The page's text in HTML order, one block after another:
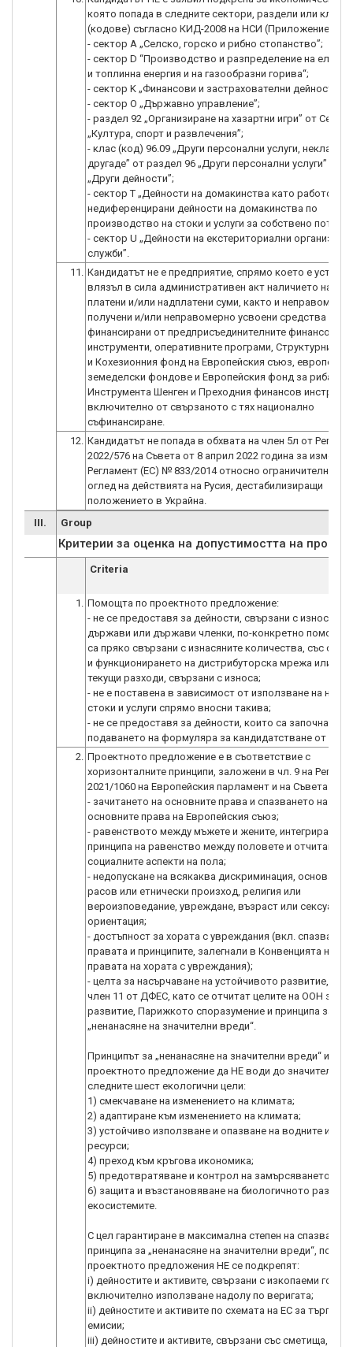
която попада в следните сектори, раздели или
(кодове) съгласно КИД-2008 на НСИ (Приложение 11):
- сектор А „Селско, горско и рибно стопанство”;
- сектор D “Производство и разпределение на
и топлинна енергия и на газообразни горива“;
- сектор K „Финансови и застрахователни дейности”;
- сектор О „Държавно управление”;
- раздел 92 „Организиране на хазартни игри” от
„Култура, спорт и развлечения”;
- клас (код) 96.09 „Други персонални услуги,
другаде” от раздел 96 „Други персонални услуги” в
„Други дейности”;
- сектор Т „Дейности на домакинства като
недиференцирани дейности на домакинства по
производство на стоки и услуги за собствено
- сектор U „Дейности на екстериториални
служби”.
11. Кандидатът не е предприятие, спрямо което е
влязъл в сила административен акт наличието на
платени и/или надплатени суми, както и неправомерно
получени и/или неправомерно усвоени средства по
финансирани от предприсъединителните финансови
инструменти, оперативните програми, Структурните
и Кохезионния фонд на Европейския съюз,
земеделски фондове и Европейския фонд за
Инструмента Шенген и Преходния финансов
включително от свързаното с тях национално
съфинансиране.
12. Кандидатът не попада в обхвата на член 5л от
2022/576 на Съвета от 8 април 2022 година за
Регламент (ЕС) № 833/2014 относно ограничителни
оглед на действията на Русия, дестабилизиращи
положението в Украйна.
III.
Group
Критерии за оценка на допустимостта на
Criteria
1. Помощта по проектното предложение:
- не се предоставя за дейности, свързани с износ за
държави или държави членки, по-конкретно
са пряко свързани с изнасяните количества, със
и функционирането на дистрибуторска мрежа или с
текущи разходи, свързани с износа;
- не е поставена в зависимост от използване на
стоки и услуги спрямо вносни такива;
- не се предоставя за дейности, които са започнати
подаването на формуляра за кандидатстване от
2. Проектното предложение е в съответствие с
хоризонталните принципи, заложени в чл. 9 на
2021/1060 на Европейския парламент и на Съвета:
- зачитането на основните права и спазването на
основните права на Европейския съюз;
- равенството между мъжете и жените, интегрирането
принципа на равенство между половете и отчитането
социалните аспекти на пола;
- недопускане на всякаква дискриминация, основана
расов или етнически произход, религия или
вероизповедание, увреждане, възраст или сексуална
ориентация;
- достъпност за хората с увреждания (вкл. спазване
правата и принципите, залегнали в Конвенцията на
правата на хората с увреждания);
- целта за насърчаване на устойчивото развитие,
член 11 от ДФЕС, като се отчитат целите на ООН за
развитие, Парижкото споразумение и принципа за
„ненанасяне на значителни вреди“.
Принципът за „ненанасяне на значителни вреди“
проектното предложение да НЕ води до значителни
следните шест екологични цели:
1) смекчаване на изменението на климата;
2) адаптиране към изменението на климата;
3) устойчиво използване и опазване на водните и
ресурси;
4) преход към кръгова икономика;
5) предотвратяване и контрол на замърсяването;
6) защита и възстановяване на биологичното
екосистемите.
С цел гарантиране в максимална степен на
принципа за „ненанасяне на значителни вреди“, по
проектното предложения НЕ се подкрепят:
i) дейностите и активите, свързани с изкопаеми
включително използване надолу по веригата;
ii) дейностите и активите по схемата на ЕС за
емисии;
iii) дейностите и активите, свързани със сметища,